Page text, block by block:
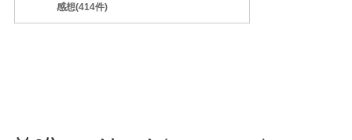
感想(414件)